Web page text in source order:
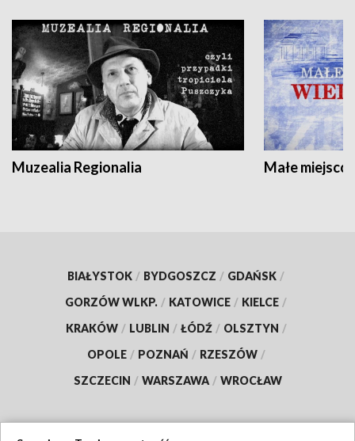
Muzealia Regionalia Małe
BIAŁYSTOK / BYDGOSZCZ / GDAŃSK /
GORZÓW WLKP. / KATOWICE / KIELCE /
KRAKÓW / LUBLIN / ŁÓDŹ / OLSZTYN /
OPOLE / POZNAŃ / RZESZÓW /
SZCZECIN / WARSZAWA / WROCŁAW